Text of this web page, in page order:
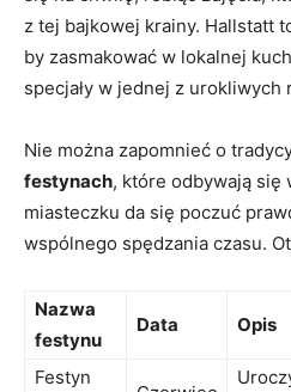
z tej bajkowej krainy. Hallstatt
by zasmakować‌ w lokalnej
specjały w jednej z⁣
Nie można zapomnieć o
festynach, które odbywają się
miasteczku da się poczuć
wspólnego spędzania czasu.⁢
Nazwa
‍festynu
Data Opis
Festyn